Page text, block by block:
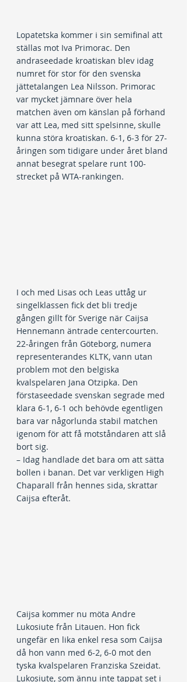
Lopatetska kommer i sin semifinal att
ställas mot Iva Primorac. Den
andraseedade kroatiskan blev idag
numret för stor för den svenska
jättetalangen Lea Nilsson. Primorac
var mycket jämnare över hela
matchen även om känslan på förhand
var att Lea, med sitt spelsinne, skulle
kunna störa kroatiskan. 6-1, 6-3 för 27-
åringen som tidigare under året bland
annat besegrat spelare runt 100-
strecket på WTA-rankingen.
I och med Lisas och Leas uttåg ur
singelklassen fick det bli tredje
gången gillt för Sverige när Caijsa
Hennemann äntrade centercourten.
22-åringen från Göteborg, numera
representerandes KLTK, vann utan
problem mot den belgiska
kvalspelaren Jana Otzipka. Den
förstaseedade svenskan segrade med
klara 6-1, 6-1 och behövde egentligen
bara var någorlunda stabil matchen
igenom för att få motståndaren att slå
bort sig.
– Idag handlade det bara om att sätta
bollen i banan. Det var verkligen High
Chaparall från hennes sida, skrattar
Caijsa efteråt.
Caijsa kommer nu möta Andre
Lukosiute från Litauen. Hon fick
ungefär en lika enkel resa som Caijsa
då hon vann med 6-2, 6-0 mot den
tyska kvalspelaren Franziska Szeidat.
Lukosiute, som ännu inte tappat set i